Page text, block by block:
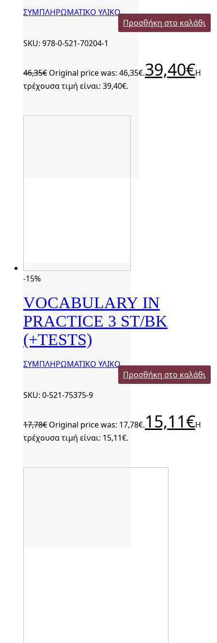
ΣΥΜΠΛΗΡΩΜΑΤΙΚΟ ΥΛΙΚΟ
Προσθήκη στο καλάθι
SKU: 978-0-521-70204-1
46,35€ Original price was: 46,35€.39,40€Η
τρέχουσα τιμή είναι: 39,40€.
-15%
VOCABULARY IN
PRACTICE 3 ST/BK
(+TESTS)
ΣΥΜΠΛΗΡΩΜΑΤΙΚΟ ΥΛΙΚΟ
Προσθήκη στο καλάθι
SKU: 0-521-75375-9
17,78€ Original price was: 17,78€.15,11€Η
τρέχουσα τιμή είναι: 15,11€.